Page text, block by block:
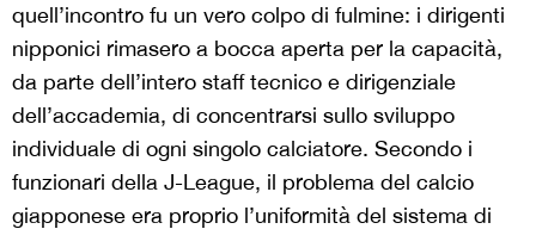
quell’incontro fu un vero colpo di fulmine: i dirigenti
nipponici rimasero a bocca aperta per la capacità,
da parte dell’intero staff tecnico e dirigenziale
dell’accademia, di concentrarsi sullo sviluppo
individuale di ogni singolo calciatore. Secondo i
funzionari della J-League, il problema del calcio
giapponese era proprio l’uniformità del sistema di